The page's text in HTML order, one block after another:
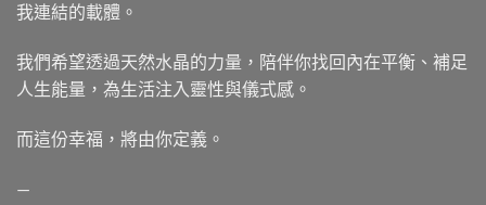
我連結的載體。
我們希望透過天然水晶的力量，陪伴你找回內在平衡、補足
人生能量，為生活注入靈性與儀式感。
而這份幸福，將由你定義。
—